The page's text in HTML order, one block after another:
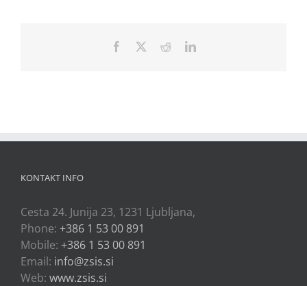
Facebook RedditLinkedIn
KONTAKT INFO
Cesta 24. Junija 23, 1231 Ljubljana,
Phone: +386 1 53 00 891
Mobile: +386 1 53 00 891
Email: info@zsis.si
Web: www.zsis.si